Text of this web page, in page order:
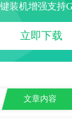
装机增强支持
立即下载
文章内容